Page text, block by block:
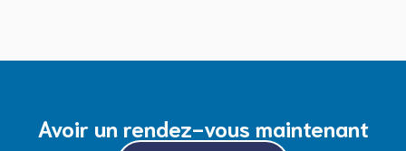
Avoir un rendez-vous maintenant